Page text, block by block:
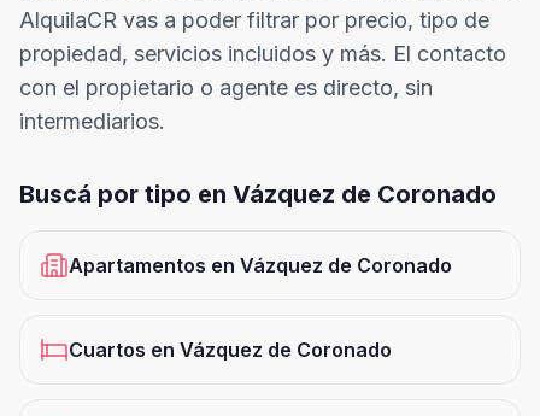
AlquilaCR vas a poder filtrar por precio, tipo de
propiedad, servicios incluidos y más. El contacto
con el propietario o agente es directo, sin
intermediarios.
Buscá por tipo en Vázquez de Coronado
Apartamentos en Vázquez de Coronado
Cuartos en Vázquez de Coronado